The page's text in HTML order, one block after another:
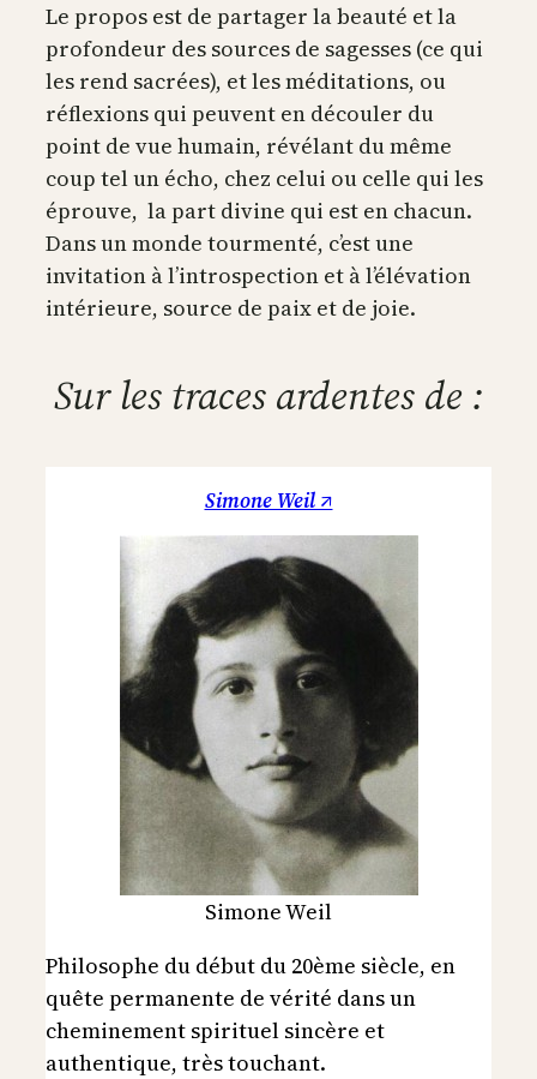
Le propos est de partager la beauté et la
profondeur des sources de sagesses (ce qui
les rend sacrées), et les méditations, ou
réflexions qui peuvent en découler du
point de vue humain, révélant du même
coup tel un écho, chez celui ou celle qui les
éprouve, la part divine qui est en chacun.
Dans un monde tourmenté, c’est une
invitation à l’introspection et à l’élévation
intérieure, source de paix et de joie.
Sur les traces ardentes de :
Simone Weil ↗
Simone Weil
Philosophe du début du 20ème siècle, en
quête permanente de vérité dans un
cheminement spirituel sincère et
authentique, très touchant.